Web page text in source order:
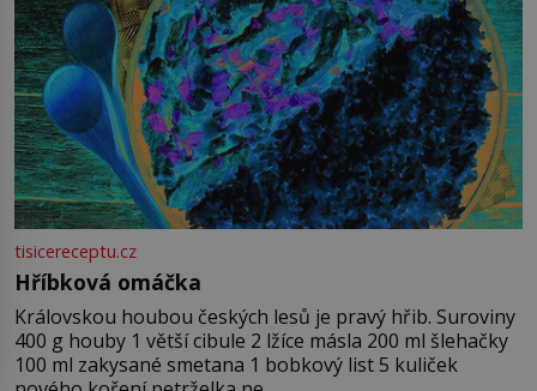
tisicereceptu.cz
Hříbková omáčka
Královskou houbou českých lesů je pravý hřib. Suroviny
400 g houby 1 větší cibule 2 lžíce másla 200 ml šlehačky
100 ml zakysané smetana 1 bobkový list 5 kuliček